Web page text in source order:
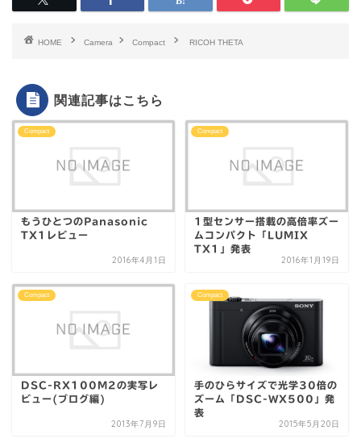
HOME Camera Compact RICOH THETA
関連記事はこちら
Compact
もうひとつのPanasonic
TX1レビュー
2016年4月1日
Compact
1型センサー搭載の高倍率ズー
ムコンパクト「LUMIX
TX1」発表
2016年1月19日
Compact
DSC-RX100M2の実写レ
ビュー(ブログ編)
2013年7月9日
Compact
手のひらサイズで光学30倍の
ズーム「DSC-WX500」発
表
2015年5月20日